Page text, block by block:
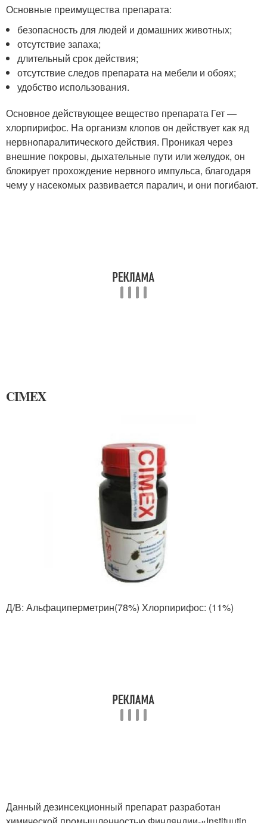
Основные преимущества препарата:
безопасность для людей и домашних животных;
отсутствие запаха;
длительный срок действия;
отсутствие следов препарата на мебели и обоях;
удобство использования.
Основное действующее вещество препарата Гет —
хлорпирифос. На организм клопов он действует как яд
нервнопаралитического действия. Проникая через
внешние покровы, дыхательные пути или желудок, он
блокирует прохождение нервного импульса, благодаря
чему у насекомых развивается паралич, и они погибают.
CIMEX
Д/В: Альфациперметрин(78%) Хлорпирифос: (11%)
Данный дезинсекционный препарат разработан